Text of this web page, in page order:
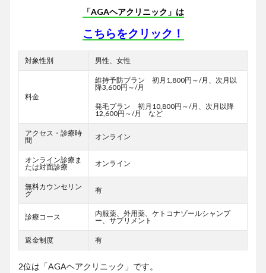
「AGAヘアクリニック」は
こちらをクリック！
対象性別 男性、女性
料金
維持予防プラン 初月1,800円～/月、次月以
降3,600円～/月
発毛プラン 初月10,800円～/月、次月以降
12,600円～/月 など
アクセス・診療時
間
オンライン
オンライン診療ま
たは対面診療
オンライン
無料カウンセリン
グ
有
診療コース
内服薬、外用薬、ケトコナゾールシャンプ
ー、サプリメント
返金制度 有
2位は「AGAヘアクリニック」です。